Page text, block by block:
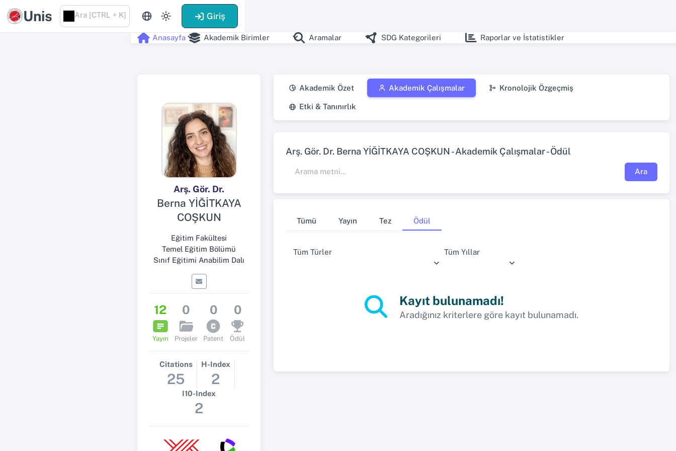
Unis Ara [CTRL + K] Giriş
Anasayfa Akademik Birimler Aramalar SDG Kategorileri Raporlar ve İstatistikler
Arş. Gör. Dr.
Berna YİĞİTKAYA
COŞKUN
Eğitim Fakültesi
Temel Eğitim Bölümü
Sınıf Eğitimi Anabilim Dalı
12
Yayın
0
Projeler
0
Patent
0
Ödül
Citations
25
H-Index
2
I10-Index
2
Akademik Özet Akademik Çalışmalar Kronolojik Özgeçmiş
Etki & Tanınırlık
Arş. Gör. Dr. Berna YİĞİTKAYA COŞKUN - Akademik Çalışmalar - Ödül
Ara
Tümü Yayın Tez Ödül
Tüm Türler Tüm Yıllar
Kayıt bulunamadı!
Aradığınız kriterlere göre kayıt bulunamadı.